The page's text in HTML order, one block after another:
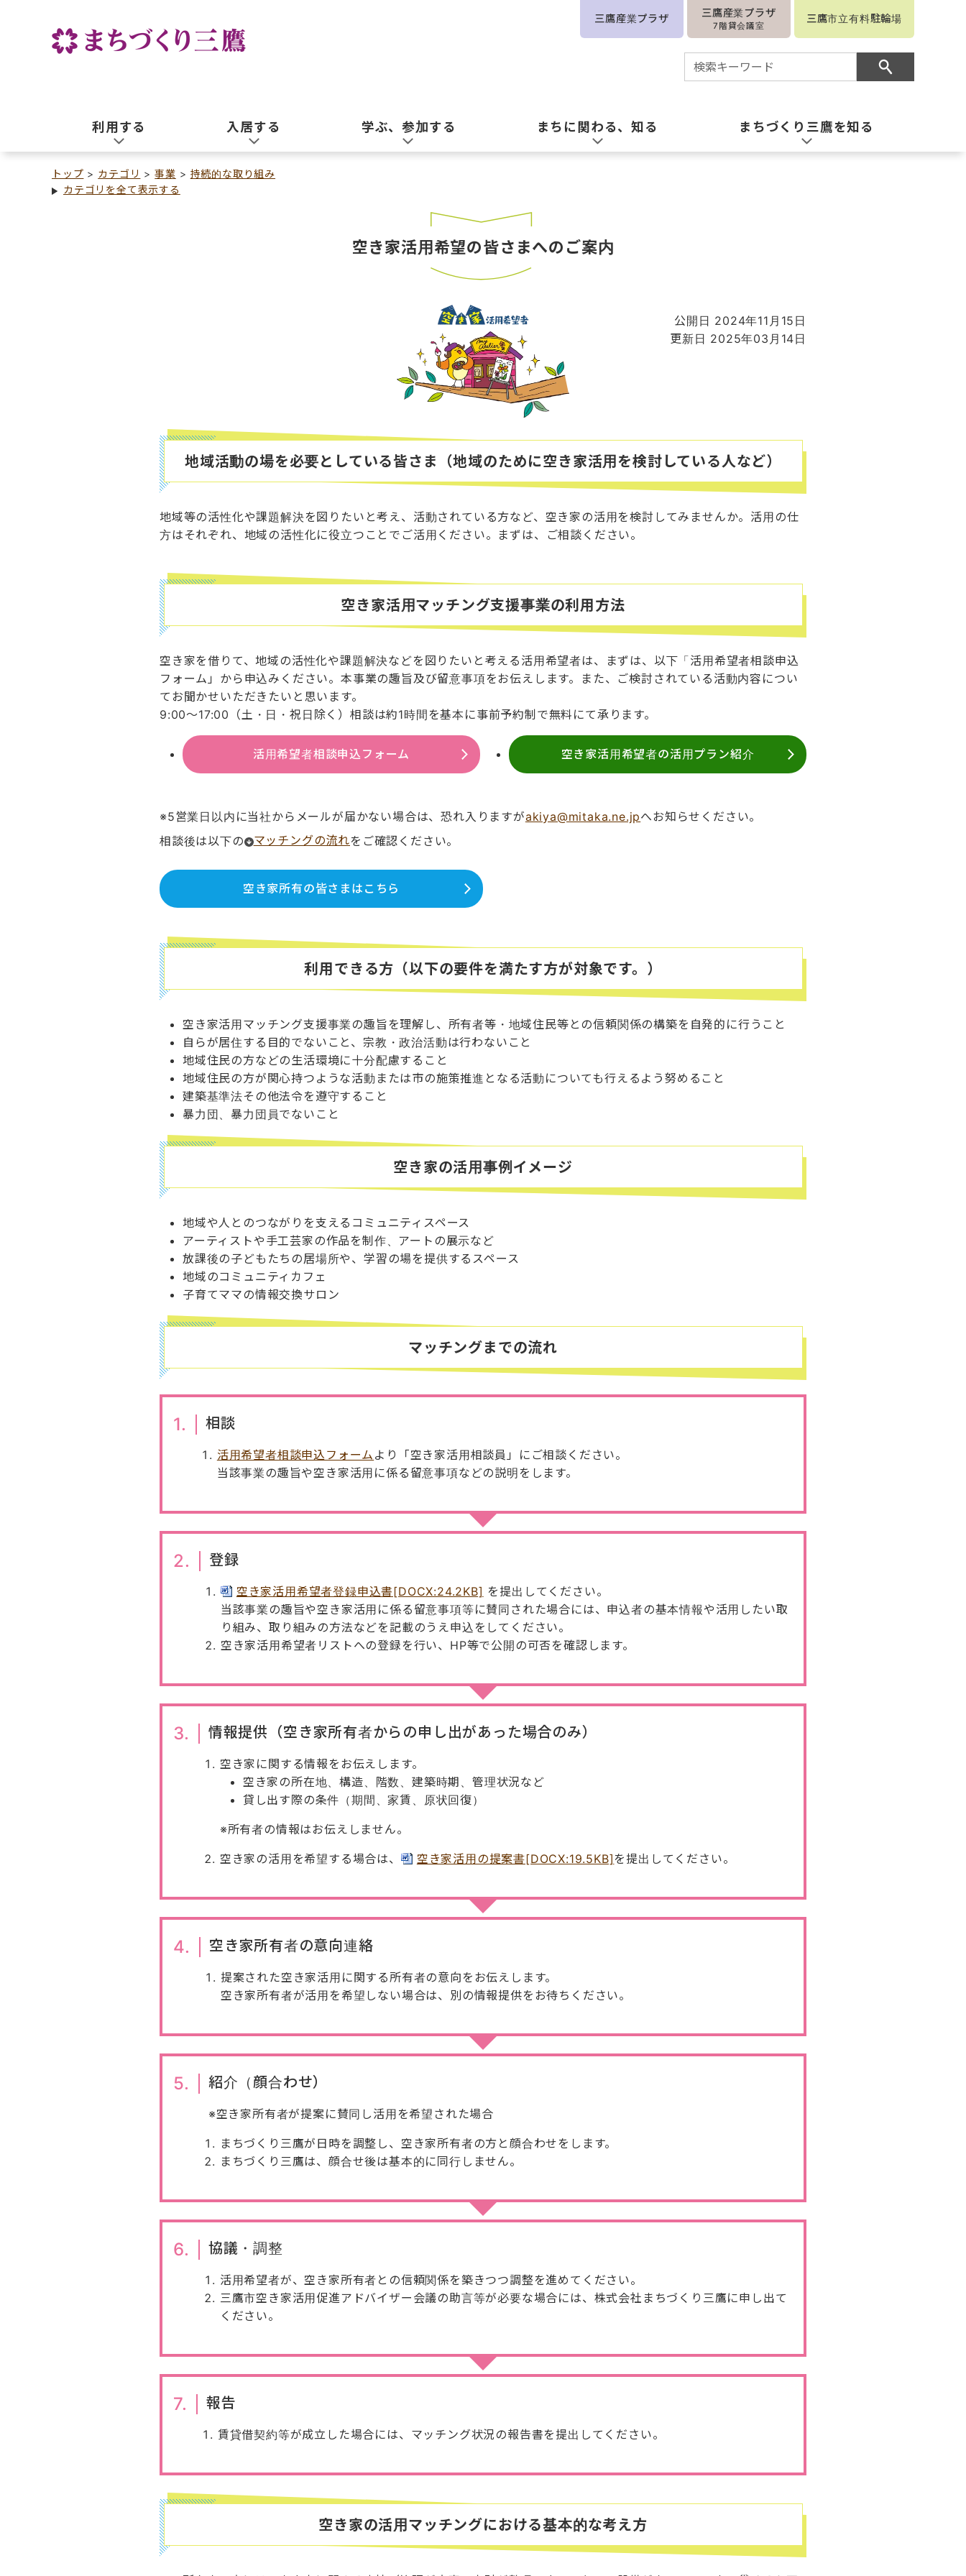
三鷹産業プラザ 三鷹産業プラザ
7階貸会議室
三鷹市立有料駐輪場
利用する 入居する 学ぶ、参加する まちに関わる、知る まちづくり三鷹を知る
トップ カテゴリ 事業
持続的な取り組み
カテゴリを全て表示する
空き家活用希望の皆さまへのご案内
公開日 2024年11月15日
更新日 2025年03月14日
地域活動の場を必要としている皆さま（地域のために空き家活用を検討している人など）
地域等の活性化や課題解決を図りたいと考え、活動されている方など、空き家の活用を検討してみませんか。活用の仕
方はそれぞれ、地域の活性化に役立つことでご活用ください。まずは、ご相談ください。
空き家活用マッチング支援事業の利用方法
空き家を借りて、地域の活性化や課題解決などを図りたいと考える活用希望者は、まずは、以下「活用希望者相談申込
フォーム」から申込みください。本事業の趣旨及び留意事項をお伝えします。また、ご検討されている活動内容につい
てお聞かせいただきたいと思います。
9:00～17:00（土・日・祝日除く）相談は約1時間を基本に事前予約制で無料にて承ります。
活用希望者相談申込フォーム 空き家活用希望者の活用プラン紹介
※5営業日以内に当社からメールが届かない場合は、恐れ入りますがakiya@mitaka.ne.jpへお知らせください。
相談後は以下の
マッチングの流れをご確認ください。
空き家所有の皆さまはこちら
利用できる方（以下の要件を満たす方が対象です。）
空き家活用マッチング支援事業の趣旨を理解し、所有者等・地域住民等との信頼関係の構築を自発的に行うこと
自らが居住する目的でないこと、宗教・政治活動は行わないこと
地域住民の方などの生活環境に十分配慮すること
地域住民の方が関心持つような活動または市の施策推進となる活動についても行えるよう努めること
建築基準法その他法令を遵守すること
暴力団、暴力団員でないこと
空き家の活用事例イメージ
地域や人とのつながりを支えるコミュニティスペース
アーティストや手工芸家の作品を制作、アートの展示など
放課後の子どもたちの居場所や、学習の場を提供するスペース
地域のコミュニティカフェ
子育てママの情報交換サロン
マッチングまでの流れ
1. 相談
活用希望者相談申込フォーム より「空き家活用相談員」にご相談ください。
当該事業の趣旨や空き家活用に係る留意事項などの説明をします。
2. 登録
空き家活用希望者登録申込書[DOCX:24.2KB] を提出してください。
当該事業の趣旨や空き家活用に係る留意事項等に賛同された場合には、申込者の基本情報や活用したい取
り組み、取り組みの方法などを記載のうえ申込をしてください。
空き家活用希望者リストへの登録を行い、HP等で公開の可否を確認します。
3. 情報提供（空き家所有者からの申し出があった場合のみ）
空き家に関する情報をお伝えします。
空き家の所在地、構造、階数、建築時期、管理状況など
貸し出す際の条件（期間、家賃、原状回復）
※所有者の情報はお伝えしません。
空き家の活用を希望する場合は、 空き家活用の提案書[DOCX:19.5KB]を提出してください。
4. 空き家所有者の意向連絡
提案された空き家活用に関する所有者の意向をお伝えします。
空き家所有者が活用を希望しない場合は、別の情報提供をお待ちください。
5. 紹介（顔合わせ）
※空き家所有者が提案に賛同し活用を希望された場合
まちづくり三鷹が日時を調整し、空き家所有者の方と顔合わせをします。
まちづくり三鷹は、顔合せ後は基本的に同行しません。
6. 協議・調整
活用希望者が、空き家所有者との信頼関係を築きつつ調整を進めてください。
三鷹市空き家活用促進アドバイザー会議の助言等が必要な場合には、株式会社まちづくり三鷹に申し出て
ください。
7. 報告
賃貸借契約等が成立した場合には、マッチング状況の報告書を提出してください。
空き家の活用マッチングにおける基本的な考え方